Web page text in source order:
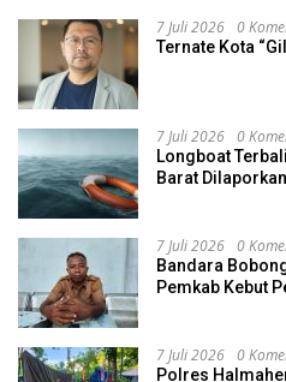
7 Juli 2026 0
Ternate Kota
7 Juli 2026 0
Longboat
Barat
7 Juli 2026 0
Bandara
Pemkab Kebut
7 Juli 2026 0
Polres